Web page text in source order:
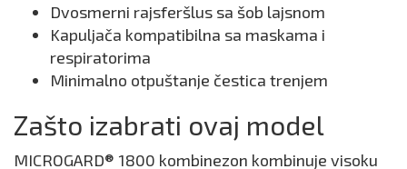
Dvosmerni rajsferšlus sa šob lajsnom
Kapuljača kompatibilna sa maskama i
respiratorima
Minimalno otpuštanje čestica trenjem
Zašto izabrati ovaj model
MICROGARD® 1800 kombinezon kombinuje visoku